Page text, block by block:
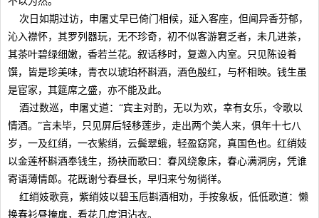
次日如期过访，申屠丈早已倚门相候，延入客座，但闻异香芬郁，
沁入襟怀，其罗列器玩，无不珍奇，初不似客游窘乏者，未几进茶，
其茶叶碧绿细嫩，香若兰花。叙话移时，复邀入内室。只见陈设肴
馔，皆是珍美味，青衣以琥珀杯斟酒，酒色殷红，与杯相映。钱生虽
是宦家，其筵席之盛，亦不能及此。
酒过数巡，申屠丈道：“宾主对酌，无以为欢，幸有女乐，令歌以
情酒。”言未毕，只见屏后轻移莲步，走出两个美人来，俱年十七八
岁，一及红绡，一衣紫绡，云鬓翠蛾，轻盈窈窕，真国色也。红绡妓
以金莲杯斟酒奉钱生，扬袂而歌曰：春风绕象床，春心满洞房，凭谁
寄语薄情郎。花既谢兮春昼长，早归来兮匆徜徉。
红绡妓歌竟，紫绡妓以碧玉卮斟酒相劝，手按象板，低低歌道：懒
换春衫昼掩扉，看花几度泪沾衣。